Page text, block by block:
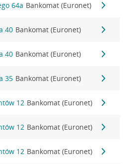
64a Bankomat (Euronet)
40 Bankomat (Euronet)
40 Bankomat (Euronet)
35 Bankomat (Euronet)
12 Bankomat (Euronet)
12 Bankomat (Euronet)
12 Bankomat (Euronet)